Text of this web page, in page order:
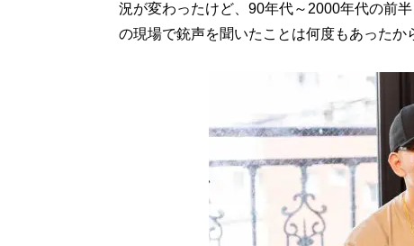
況が変わったけど、90年代～2000年代の前
の現場で銃声を聞いたことは何度もあったか